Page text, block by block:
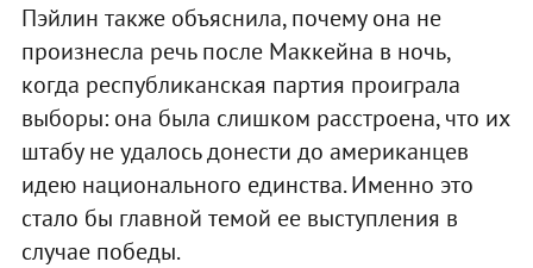
Пэйлин также объяснила, почему она не
произнесла речь после Маккейна в ночь,
когда республиканская партия проиграла
выборы: она была слишком расстроена, что их
штабу не удалось донести до американцев
идею национального единства. Именно это
стало бы главной темой ее выступления в
случае победы.